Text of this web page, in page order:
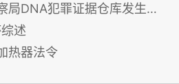
DNA犯罪证据仓库发生大火
述
热器法令